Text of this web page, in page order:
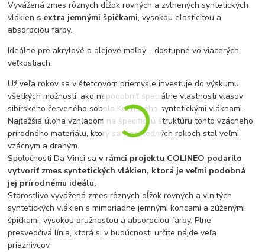
Vyvážená zmes rôznych dĺžok rovných a zvlnených syntetických
vlákien s extra jemnými špičkami, vysokou elasticitou a
absorpciou farby.
Ideálne pre akrylové a olejové maľby - dostupné vo viacerých
veľkostiach.
Už veľa rokov sa v štetcovom priemysle investuje do výskumu
všetkých možností, ako napodobniť špeciálne vlastnosti vlasov
sibírskeho červeného sobola Kolinského syntetickými vláknami.
Najťažšia úloha vzhľadom na špecifickú štruktúru tohto vzácneho
prírodného materiálu, ktorý sa v posledných rokoch stal veľmi
vzácnym a drahým.
Spoločnosti Da Vinci sav rámci projektu COLINEO podarilo
vytvoriť zmes syntetických vlákien, ktorá je veľmi podobná
jej prírodnému ideálu.
Starostlivo vyvážená zmes rôznych dĺžok rovných a vlnitých
syntetických vlákien s mimoriadne jemnými koncami a zúženými
špičkami, vysokou pružnosťou a absorpciou farby. Plne
presvedčivá línia, ktorá si v budúcnosti určite nájde veľa
priaznivcov.